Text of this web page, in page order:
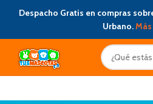
Despacho Gratis en compras
Urbano.